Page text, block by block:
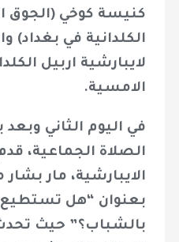
كنيسة كوخي (الجوق
الكلدانية في بغداد)
لايبارشية اربيل
الامسية.
في اليوم الثاني وبعد
الصلاة الجماعية،
الايبارشية، مار
بعنوان “هل تستطيع
بالشباب؟” حيث تحدث